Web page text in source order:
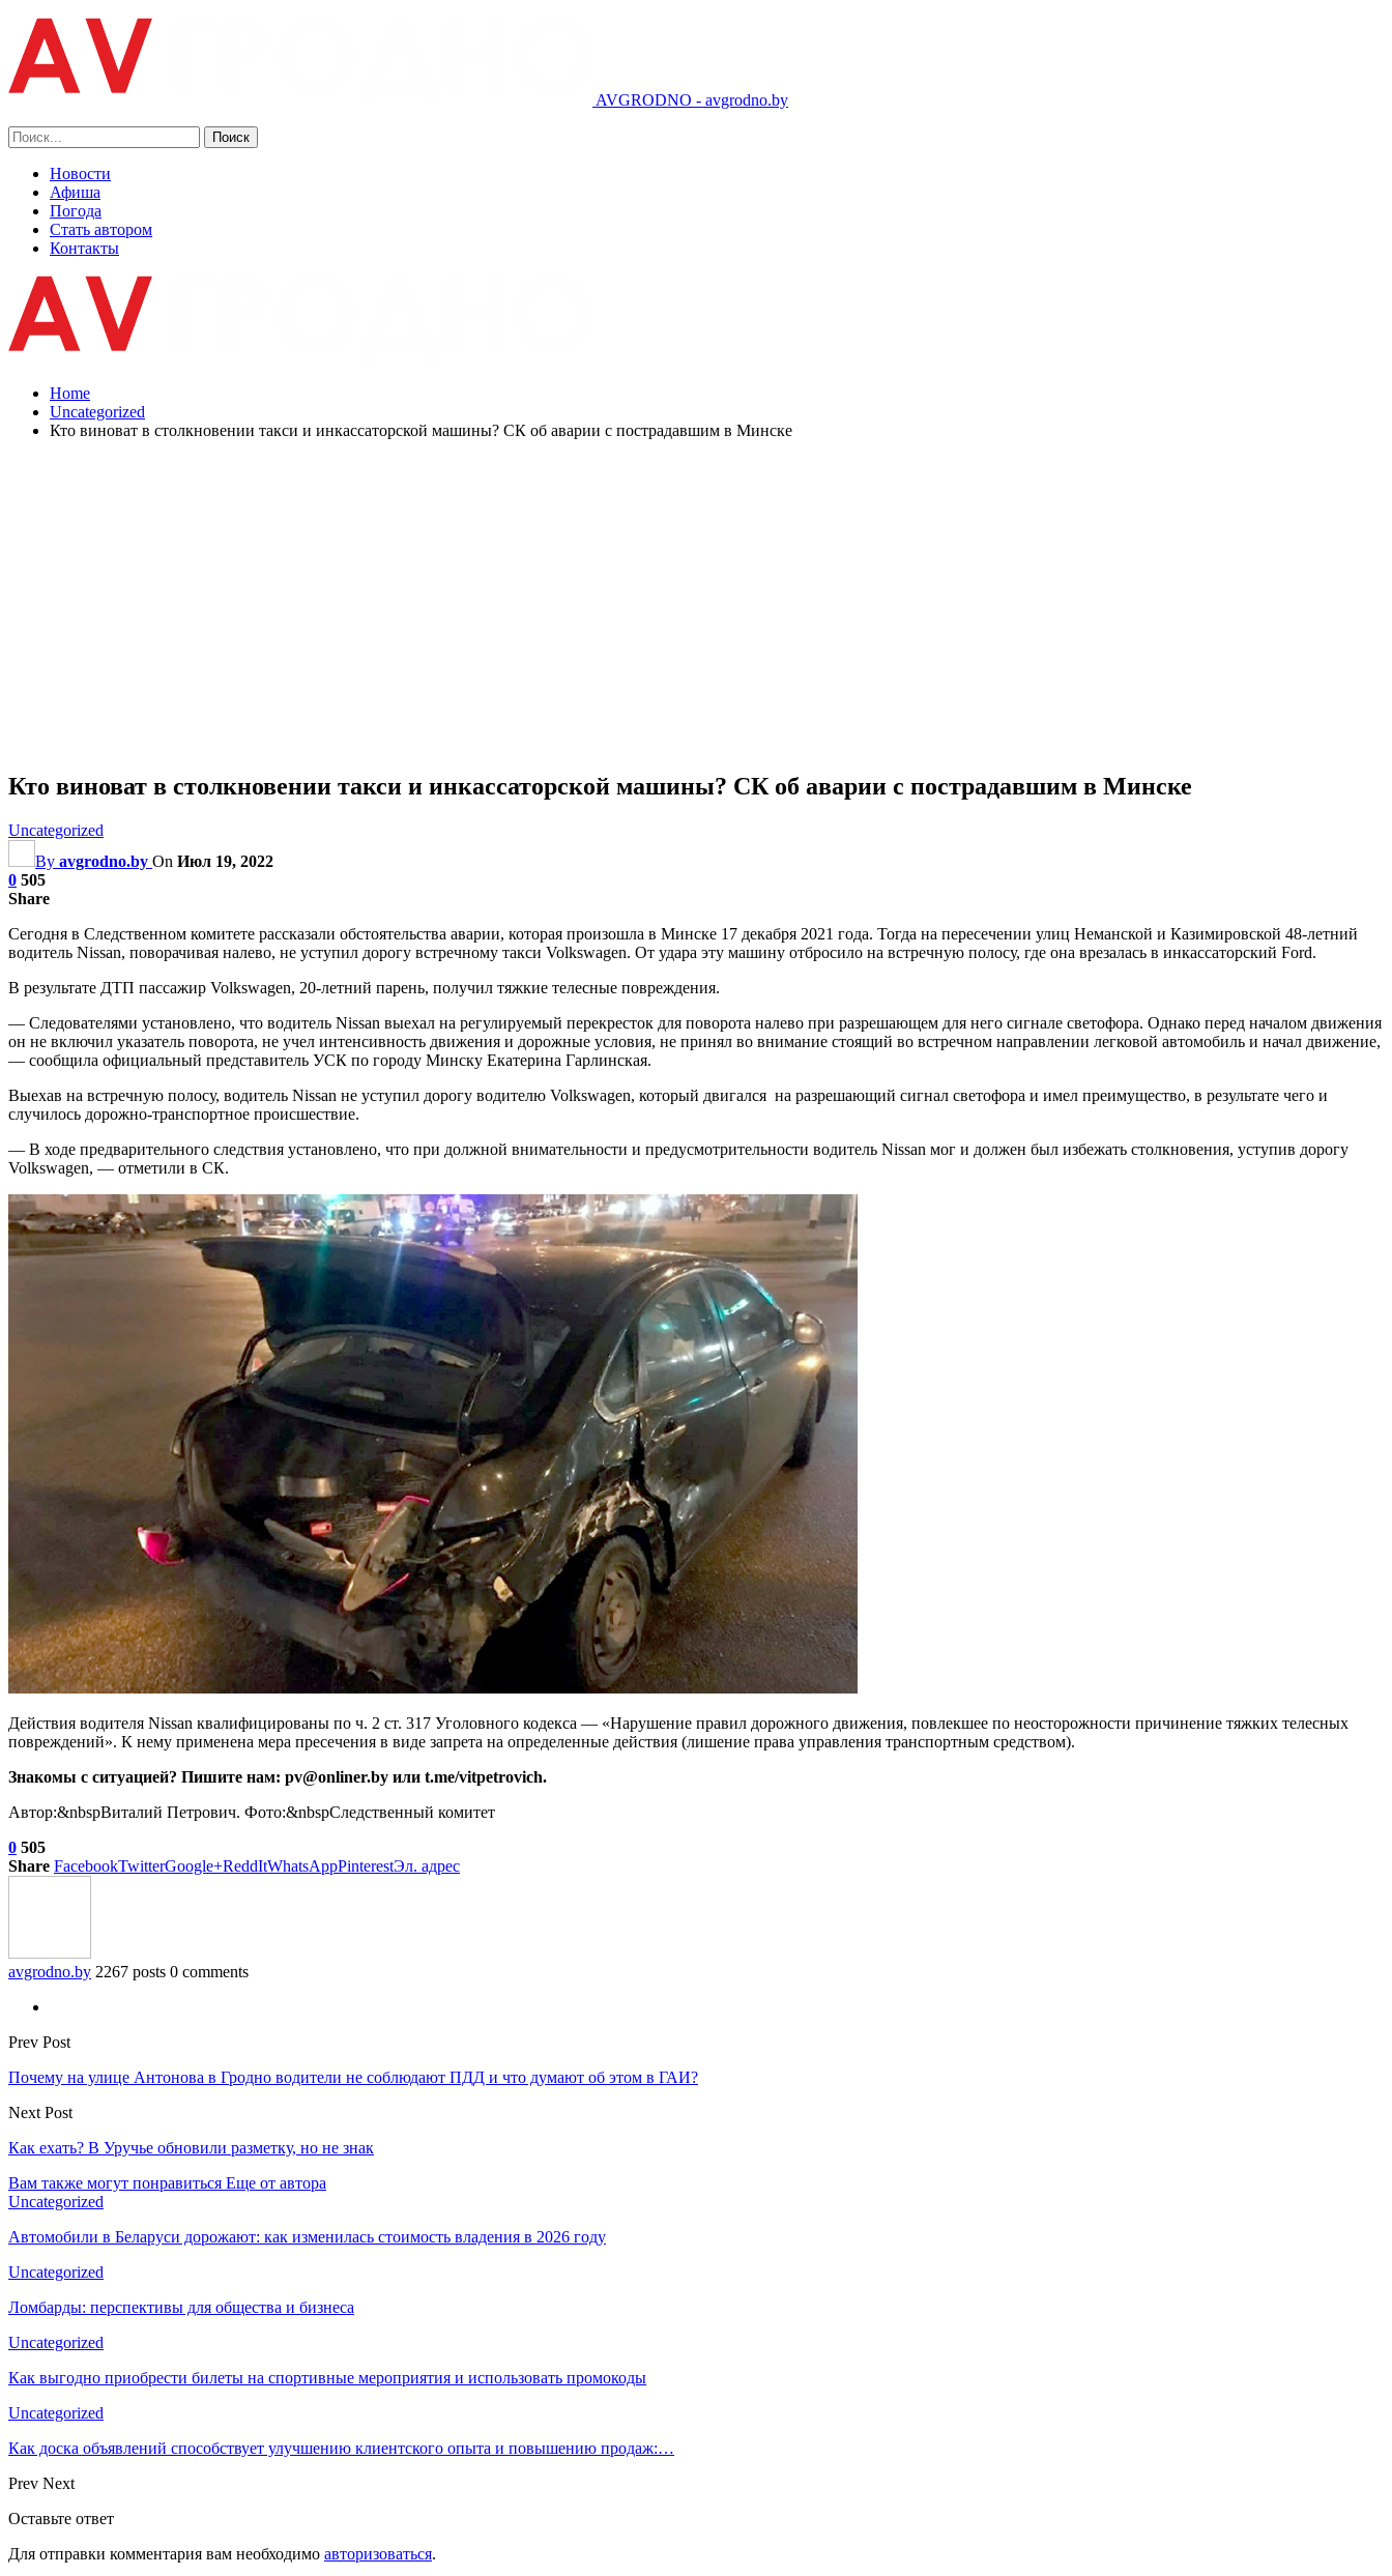
AVGRODNO - avgrodno.by
Новости
Афиша
Погода
Стать автором
Контакты
Home
Uncategorized
Кто виноват в столкновении такси и инкассаторской машины? СК об аварии с пострадавшим в Минске
Кто виноват в столкновении такси и инкассаторской машины? СК об аварии с пострадавшим в Минске
Uncategorized
By avgrodno.by On Июл 19, 2022
0 505
Share
Сегодня в Следственном комитете рассказали обстоятельства аварии, которая произошла в Минске 17 декабря 2021 года. Тогда на пересечении улиц Неманской и Казимировской 48-летний
водитель Nissan, поворачивая налево, не уступил дорогу встречному такси Volkswagen. От удара эту машину отбросило на встречную полосу, где она врезалась в инкассаторский Ford.
В результате ДТП пассажир Volkswagen, 20-летний парень, получил тяжкие телесные повреждения.
— Следователями установлено, что водитель Nissan выехал на регулируемый перекресток для поворота налево при разрешающем для него сигнале светофора. Однако перед началом движения
он не включил указатель поворота, не учел интенсивность движения и дорожные условия, не принял во внимание стоящий во встречном направлении легковой автомобиль и начал движение,
— сообщила официальный представитель УСК по городу Минску Екатерина Гарлинская.
Выехав на встречную полосу, водитель Nissan не уступил дорогу водителю Volkswagen, который двигался на разрешающий сигнал светофора и имел преимущество, в результате чего и
случилось дорожно-транспортное происшествие.
— В ходе предварительного следствия установлено, что при должной внимательности и предусмотрительности водитель Nissan мог и должен был избежать столкновения, уступив дорогу
Volkswagen, — отметили в СК.
Действия водителя Nissan квалифицированы по ч. 2 ст. 317 Уголовного кодекса — «Нарушение правил дорожного движения, повлекшее по неосторожности причинение тяжких телесных
повреждений». К нему применена мера пресечения в виде запрета на определенные действия (лишение права управления транспортным средством).
Знакомы с ситуацией? Пишите нам: pv@onliner.by или t.me/vitpetrovich.
Автор:&nbspВиталий Петрович. Фото:&nbspСледственный комитет
0 505
Share FacebookTwitterGoogle+ReddItWhatsAppPinterestЭл. адрес
avgrodno.by 2267 posts 0 comments
Prev Post
Почему на улице Антонова в Гродно водители не соблюдают ПДД и что думают об этом в ГАИ?
Next Post
Как ехать? В Уручье обновили разметку, но не знак
Вам также могут понравиться Еще от автора
Uncategorized
Автомобили в Беларуси дорожают: как изменилась стоимость владения в 2026 году
Uncategorized
Ломбарды: перспективы для общества и бизнеса
Uncategorized
Как выгодно приобрести билеты на спортивные мероприятия и использовать промокоды
Uncategorized
Как доска объявлений способствует улучшению клиентского опыта и повышению продаж:…
Prev Next
Оставьте ответ
Для отправки комментария вам необходимо авторизоваться.